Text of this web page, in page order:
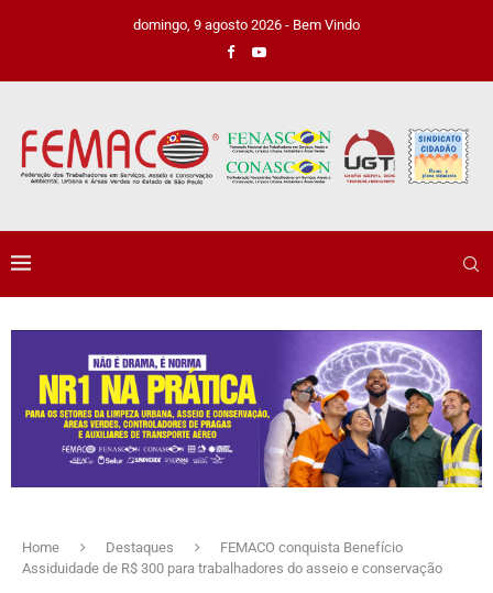
domingo, 9 agosto 2026 - Bem Vindo
Home Destaques
FEMACO conquista Benefício
Assiduidade de R$ 300 para trabalhadores do asseio e conservação